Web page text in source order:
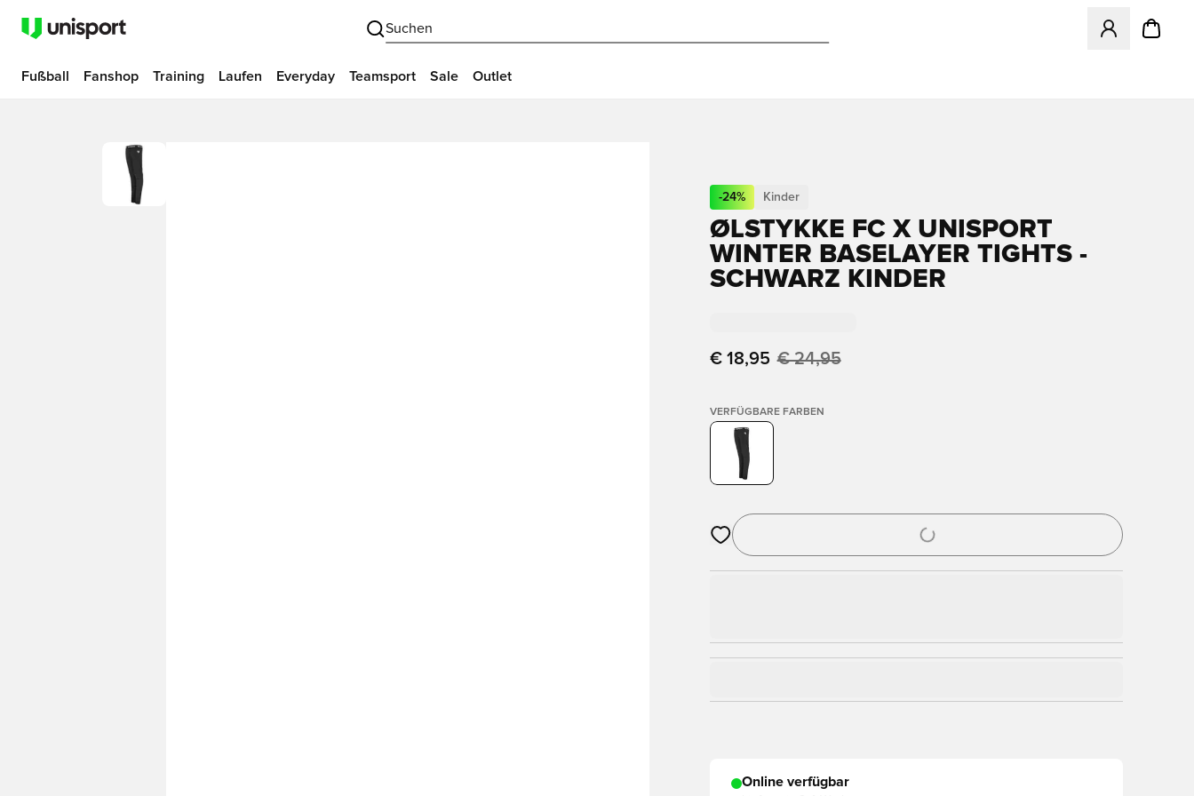
Suchen
Öffnet ein
Fußball Fanshop Training Laufen Everyday Teamsport Sale Outlet
-24% Kinder
ØLSTYKKE FC X UNISPORT
WINTER BASELAYER TIGHTS -
SCHWARZ KINDER
€ 18,95 € 24,95
VERFÜGBARE FARBEN
Öffnet ein Fenster zum Anmelden oder Registrieren als Mitglied
Online verfügbar